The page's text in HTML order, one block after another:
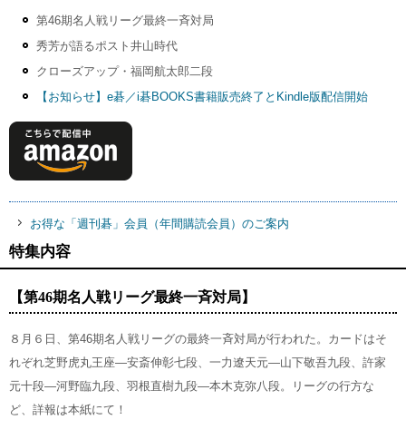
第46期名人戦リーグ最終一斉対局
秀芳が語るポスト井山時代
クローズアップ・福岡航太郎二段
【お知らせ】e碁／i碁BOOKS書籍販売終了とKindle版配信開始
お得な「週刊碁」会員（年間購読会員）のご案内
特集内容
【第46期名人戦リーグ最終一斉対局】
８月６日、第46期名人戦リーグの最終一斉対局が行われた。カードはそ
れぞれ芝野虎丸王座―安斎伸彰七段、一力遼天元―山下敬吾九段、許家
元十段―河野臨九段、羽根直樹九段―本木克弥八段。リーグの行方な
ど、詳報は本紙にて！